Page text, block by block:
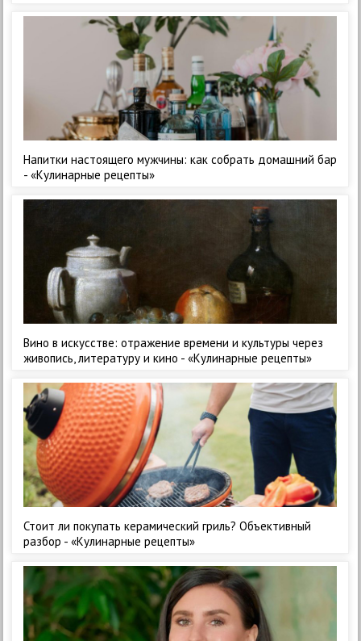
Напитки настоящего мужчины: как собрать домашний бар
- «Кулинарные рецепты»
Вино в искусстве: отражение времени и культуры через
живопись, литературу и кино - «Кулинарные рецепты»
Стоит ли покупать керамический гриль? Объективный
разбор - «Кулинарные рецепты»